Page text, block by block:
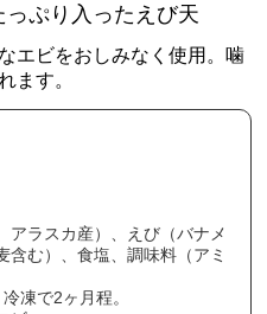
ぷり入ったえび天
エビをおしみなく使用。噛
ます。
アラスカ産）、えび（バナメ
含む）、食塩、調味料（アミ
凍で2ヶ月程。